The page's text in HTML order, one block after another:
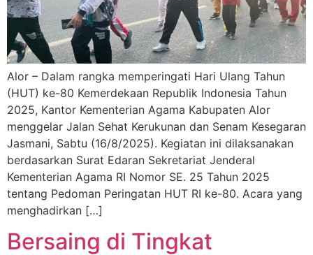
Alor – Dalam rangka memperingati Hari Ulang Tahun
(HUT) ke-80 Kemerdekaan Republik Indonesia Tahun
2025, Kantor Kementerian Agama Kabupaten Alor
menggelar Jalan Sehat Kerukunan dan Senam Kesegaran
Jasmani, Sabtu (16/8/2025). Kegiatan ini dilaksanakan
berdasarkan Surat Edaran Sekretariat Jenderal
Kementerian Agama RI Nomor SE. 25 Tahun 2025
tentang Pedoman Peringatan HUT RI ke-80. Acara yang
menghadirkan […]
Bersaing di Tingkat